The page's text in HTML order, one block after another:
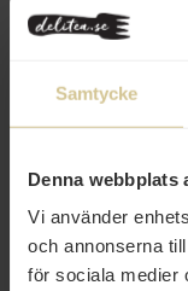
Samtycke
Denna webbplats
Vi använder
och annonserna
för sociala medier
Innehåll
Betyg
Prishistorik